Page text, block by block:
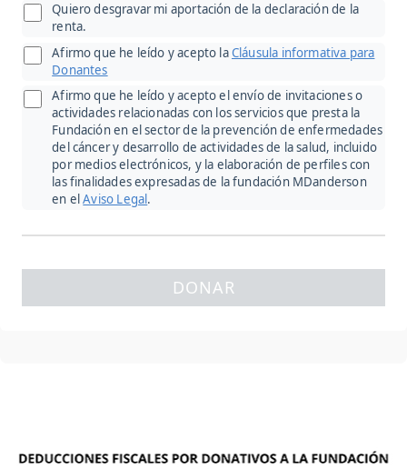
Quiero desgravar mi aportación de la declaración de la
renta.
Afirmo que he leído y acepto laCláusula informativa para
Donantes
Afirmo que he leído y acepto el envío de invitaciones o
actividades relacionadas con los servicios que presta la
Fundación en el sector de la prevención de enfermedades
del cáncer y desarrollo de actividades de la salud, incluido
por medios electrónicos, y la elaboración de perfiles con
las finalidades expresadas de la fundación MDanderson
en elAviso Legal.
DONAR